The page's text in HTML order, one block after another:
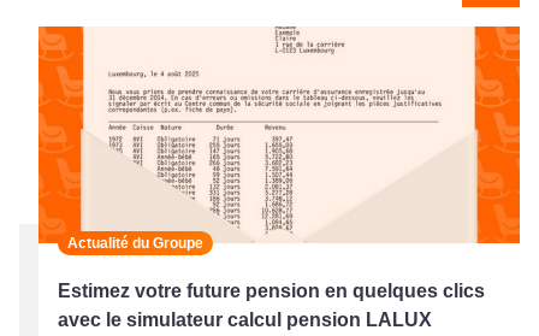
Actualité du Groupe
Estimez votre future pension en quelques clics
avec le simulateur calcul pension LALUX